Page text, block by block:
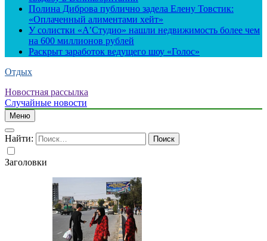
Полина Диброва публично задела Елену Товстик:
«Оплаченный алиментами хейт»
У солистки «А’Студио» нашли недвижимость более чем
на 600 миллионов рублей
Раскрыт заработок ведущего шоу «Голос»
Отдых
Новостная рассылка
Случайные новости
Меню
Найти:
Заголовки